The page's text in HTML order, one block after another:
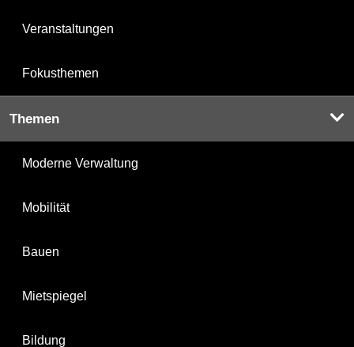
Veranstaltungen
Fokusthemen
Themen
Moderne Verwaltung
Mobilität
Bauen
Mietspiegel
Bildung